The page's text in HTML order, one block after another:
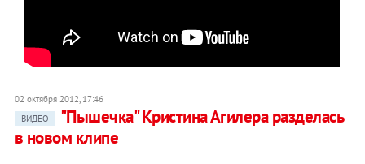
02 октября 2012, 17:46
ВИДЕО
"Пышечка" Кристина Агилера разделась
в новом клипе